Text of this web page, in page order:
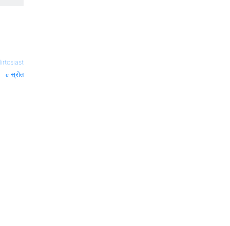
lirtosiast
स्रोत